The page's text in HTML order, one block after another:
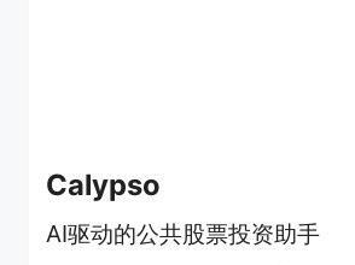
Calypso
AI驱动的公共股票投资助手